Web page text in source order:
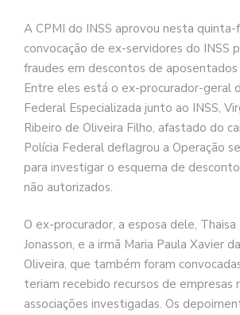
A CPMI do INSS aprovou nesta quinta-
convocação de ex-servidores do INSS
fraudes em descontos de aposentados
Entre eles está o ex-procurador-geral
Federal Especializada junto ao INSS,
Ribeiro de Oliveira Filho, afastado do
Polícia Federal deflagrou a Operação
para investigar o esquema de
não autorizados.
O ex-procurador, a esposa dele,
Jonasson, e a irmã Maria Paula Xavier
Oliveira, que também foram
teriam recebido recursos de empresas
associações investigadas. Os